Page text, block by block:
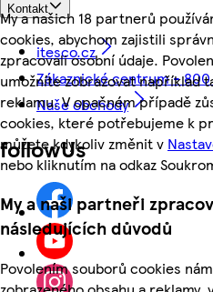
My a našich 18 partnerů
cookies, abychom zajistili
zpracovali osobní údaje.
umožníte zobrazovat například
reklamu. V opačném případě
cookies, které potřebujeme k
můžete kdykoliv změnit v
nebo kliknutím na odkaz
My a naši partneři
následujících důvodů
Povolením souborů cookies
Kontakt
itesco.cz
Zákaznické centrum -
Naše obchody
followUs